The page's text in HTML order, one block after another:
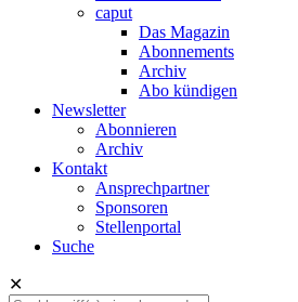
caput
Das Magazin
Abonnements
Archiv
Abo kündigen
Newsletter
Abonnieren
Archiv
Kontakt
Ansprechpartner
Sponsoren
Stellenportal
Suche
✕